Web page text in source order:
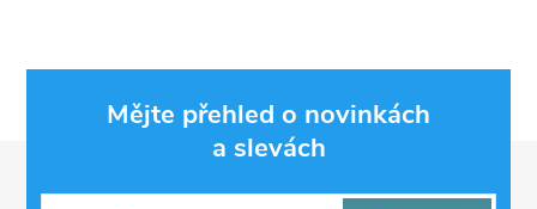
Mějte přehled o novinkách
a slevách